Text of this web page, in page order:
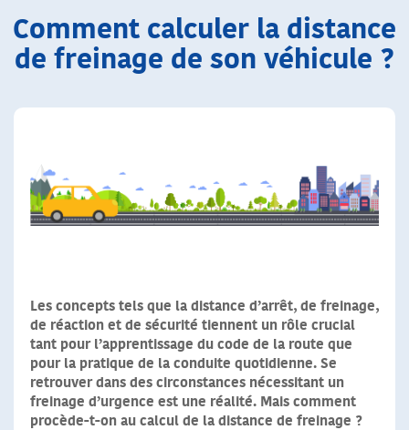
Comment calculer la distance
de freinage de son véhicule ?
Les concepts tels que la distance d’arrêt, de freinage,
de réaction et de sécurité tiennent un rôle crucial
tant pour l’apprentissage du code de la route que
pour la pratique de la conduite quotidienne. Se
retrouver dans des circonstances nécessitant un
freinage d’urgence est une réalité. Mais comment
procède-t-on au calcul de la distance de freinage ?